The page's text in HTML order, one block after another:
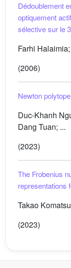
Dédoublement
optiquement
sélective sur le
Farhi
(2006)
Newton
Duc-Khanh
Dang Tuan; ...
(2023)
The Frobenius
representations
Takao Komatsu
(2023)